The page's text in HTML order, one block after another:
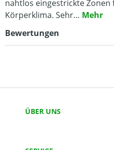
nahtlos eingestrickte
Körperklima. Sehr… Mehr
Bewertungen
ÜBER UNS